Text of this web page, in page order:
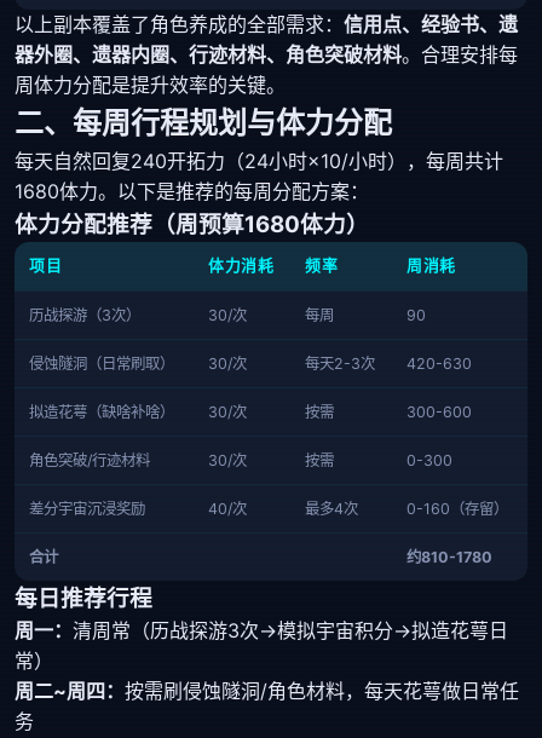
以上副本覆盖了角色养成的全部需求： 信用点、经验书、遗
器外圈、遗器内圈、行迹材料、角色突破材料。合理安排每
周体力分配是提升效率的关键。
二、每周行程规划与体力分配
每天自然回复240开拓力（24小时×10/小时），每周共计
1680体力。以下是推荐的每周分配方案：
体力分配推荐（周预算1680体力）
项目 体力消耗 频率 周消耗
历战探游（3次） 30/次 每周 90
侵蚀隧洞（日常刷取） 30/次 每天2-3次 420-630
拟造花萼（缺啥补啥） 30/次 按需 300-600
角色突破/行迹材料 30/次 按需 0-300
差分宇宙沉浸奖励 40/次 最多4次 0-160（存留）
合计 约810-1780
每日推荐行程
周一： 清周常（历战探游3次→模拟宇宙积分→拟造花萼日
常）
周二~周四： 按需刷侵蚀隧洞/角色材料，每天花萼做日常任
务